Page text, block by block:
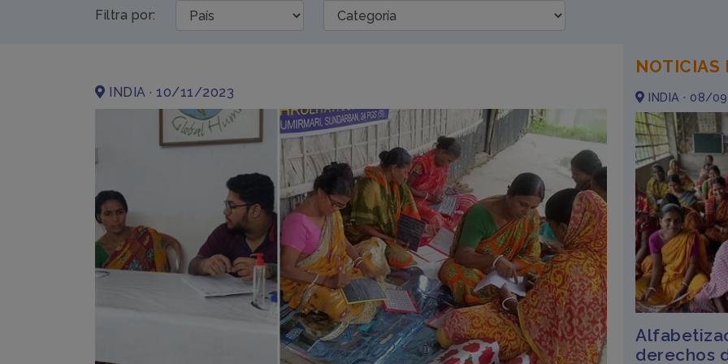
Filtra por:
INDIA · 10/11/2023
NOTICIAS
INDIA · 08/
derechos